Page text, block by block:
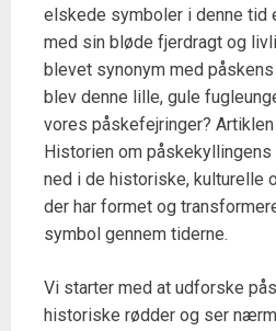
elskede symboler i denne tid
med sin bløde fjerdragt og
blevet synonym med
blev denne lille, gule
vores påskefejringer? Artiklen
Historien om
ned i de historiske, kulturelle
der har formet og
symbol gennem tiderne.
Vi starter med at udforske
historiske rødder og ser